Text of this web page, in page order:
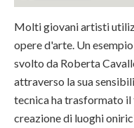
Molti giovani artisti
opere d'arte. Un
svolto da Roberta
attraverso la sua
tecnica ha trasformato
creazione di luoghi